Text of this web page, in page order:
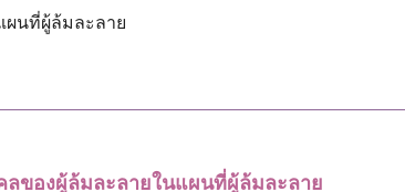
ผนที่ผู้ล้มละลาย
ลของผู้ล้มละลายในแผนที่ผู้ล้มละลาย